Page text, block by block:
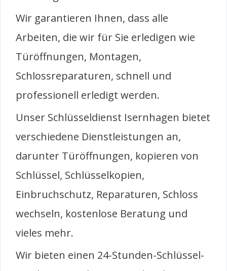
Wir garantieren Ihnen, dass alle
Arbeiten, die wir für Sie erledigen wie
Türöffnungen, Montagen,
Schlossreparaturen, schnell und
professionell erledigt werden.
Unser Schlüsseldienst Isernhagen bietet
verschiedene Dienstleistungen an,
darunter Türöffnungen, kopieren von
Schlüssel, Schlüsselkopien,
Einbruchschutz, Reparaturen, Schloss
wechseln, kostenlose Beratung und
vieles mehr.
Wir bieten einen 24-Stunden-Schlüssel-